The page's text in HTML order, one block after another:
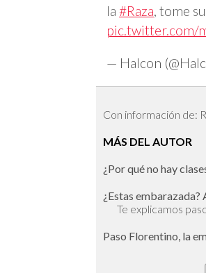
la #Raza , tome
pic.twitter.com/
— Halcon
Con información de:
MÁS DEL AUTOR
¿Por qué no hay
¿Estas
Te explicamos
Paso Florentino, la